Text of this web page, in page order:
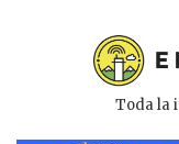
Toda la